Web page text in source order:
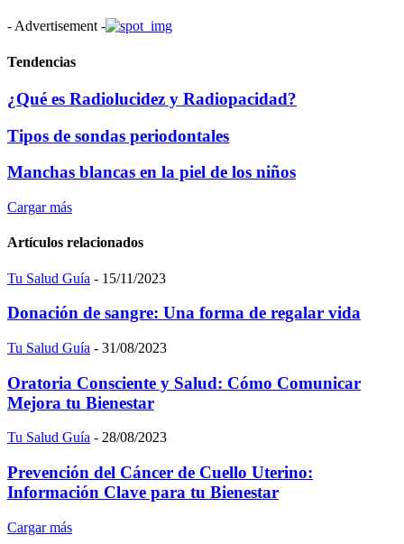
- Advertisement -
Tendencias
¿Qué es Radiolucidez y Radiopacidad?
Tipos de sondas periodontales
Manchas blancas en la piel de los niños
Cargar más
Artículos relacionados
Tu Salud Guía - 15/11/2023
Donación de sangre: Una forma de regalar vida
Tu Salud Guía - 31/08/2023
Oratoria Consciente y Salud: Cómo Comunicar
Mejora tu Bienestar
Tu Salud Guía - 28/08/2023
Prevención del Cáncer de Cuello Uterino:
Información Clave para tu Bienestar
Cargar más